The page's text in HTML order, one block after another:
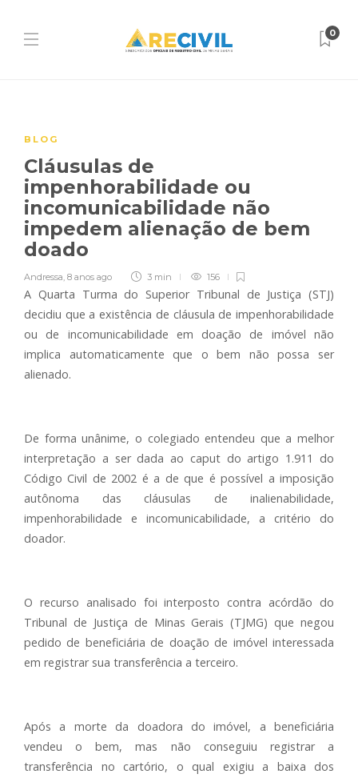
0
BLOG
Cláusulas de
impenhorabilidade ou
incomunicabilidade não
impedem alienação de bem
doado
Andressa, 8 anos ago 3 min 156
A Quarta Turma do Superior Tribunal de Justiça (STJ)
decidiu que a existência de cláusula de impenhorabilidade
ou de incomunicabilidade em doação de imóvel não
implica automaticamente que o bem não possa ser
alienado.
De forma unânime, o colegiado entendeu que a melhor
interpretação a ser dada ao caput do artigo 1.911 do
Código Civil de 2002 é a de que é possível a imposição
autônoma das cláusulas de inalienabilidade,
impenhorabilidade e incomunicabilidade, a critério do
doador.
O recurso analisado foi interposto contra acórdão do
Tribunal de Justiça de Minas Gerais (TJMG) que negou
pedido de beneficiária de doação de imóvel interessada
em registrar sua transferência a terceiro.
Após a morte da doadora do imóvel, a beneficiária
vendeu o bem, mas não conseguiu registrar a
transferência no cartório, o qual exigiu a baixa dos